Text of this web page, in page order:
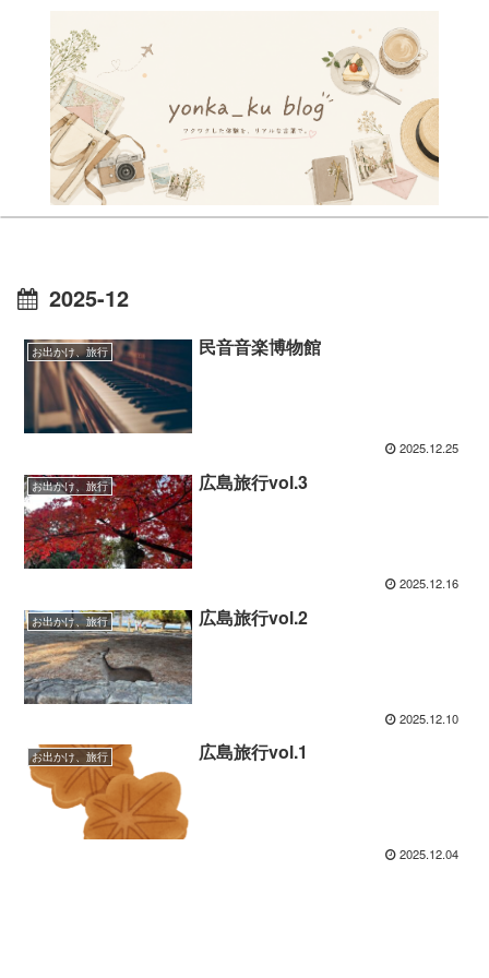
2025-12
お出かけ、旅行 民音音楽博物館
2025.12.25
お出かけ、旅行 広島旅行vol.3
2025.12.16
お出かけ、旅行 広島旅行vol.2
2025.12.10
お出かけ、旅行 広島旅行vol.1
2025.12.04